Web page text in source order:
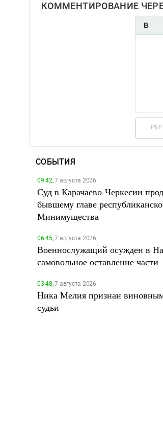
КОММЕНТИРОВАНИЕ
СОБЫТИЯ
09:42,7 августа 2026
Суд в Карачаево-Черкесии
бывшему главе
Минимущества
06:45,7 августа 2026
Военнослужащий осужден в
самовольное оставление части
03:48,7 августа 2026
Ника Мелия признан
судьи